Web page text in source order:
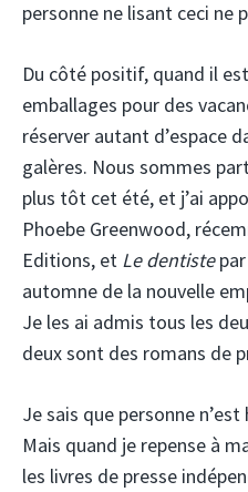
personne ne lisant ceci ne
Du côté positif, quand il
emballages pour des
réserver autant d’espace
galères. Nous sommes
plus tôt cet été, et j’ai
Phoebe Greenwood,
Editions, et Le dentiste
automne de la nouvelle
Je les ai admis tous les
deux sont des romans de
Je sais que personne
Mais quand je repense à
les livres de presse